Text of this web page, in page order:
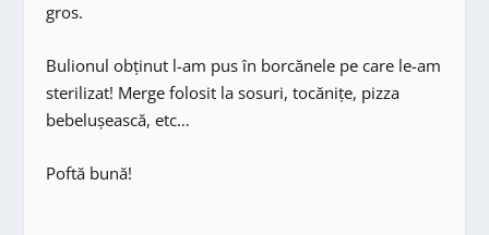
gros.
Bulionul obţinut l-am pus în borcănele pe care le-am
sterilizat! Merge folosit la sosuri, tocăniţe, pizza
bebeluşească, etc…
Poftă bună!